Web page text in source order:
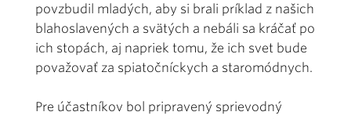
povzbudil mladých, aby si brali príklad z našich
blahoslavených a svätých a nebáli sa kráčať po
ich stopách, aj napriek tomu, že ich svet bude
považovať za spiatočníckych a staromódnych.
Pre účastníkov bol pripravený sprievodný